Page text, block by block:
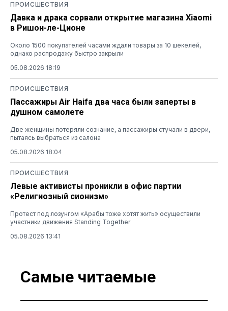
ПРОИСШЕСТВИЯ
Давка и драка сорвали открытие магазина Xiaomi
в Ришон-ле-Ционе
Около 1500 покупателей часами ждали товары за 10 шекелей,
однако распродажу быстро закрыли
05.08.2026 18:19
ПРОИСШЕСТВИЯ
Пассажиры Air Haifa два часа были заперты в
душном самолете
Две женщины потеряли сознание, а пассажиры стучали в двери,
пытаясь выбраться из салона
05.08.2026 18:04
ПРОИСШЕСТВИЯ
Левые активисты проникли в офис партии
«Религиозный сионизм»
Протест под лозунгом «Арабы тоже хотят жить» осуществили
участники движения Standing Together
05.08.2026 13:41
Самые читаемые